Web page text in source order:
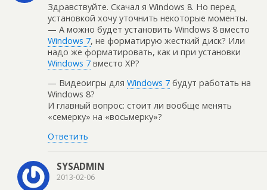
Здравствуйте. Скачал я Windows 8. Но перед
установкой хочу уточнить некоторые моменты.
— А можно будет установить Windows 8 вместо
Windows 7, не форматирую жесткий диск? Или
надо же форматировать, как и при установки
Windows 7 вместо ХР?
— Видеоигры для Windows 7 будут работать на
Windows 8?
И главный вопрос: стоит ли вообще менять
«семерку» на «восьмерку»?
Ответить
SYSADMIN
2013-02-06